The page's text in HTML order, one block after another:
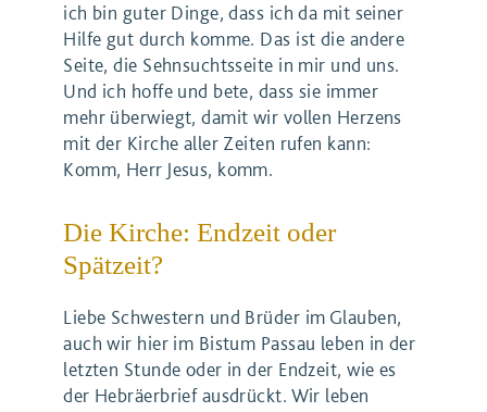
ich bin guter Dinge, dass ich da mit seiner
Hilfe gut durch komme. Das ist die andere
Seite, die Sehnsuchtsseite in mir und uns.
Und ich hoffe und bete, dass sie immer
mehr überwiegt, damit wir vollen Herzens
mit der Kirche aller Zeiten rufen kann:
Komm, Herr Jesus, komm.
Die Kirche: Endzeit oder
Spätzeit?
Liebe Schwestern und Brüder im Glauben,
auch wir hier im Bistum Passau leben in der
letzten Stunde oder in der Endzeit, wie es
der Hebräerbrief ausdrückt. Wir leben